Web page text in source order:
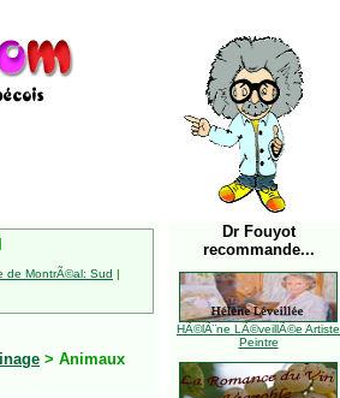
de MontrÃ©al: Sud |
> Animaux
Dr Fouyot
recommande...
HÃ©lÃ¨ne LÃ©veillÃ©e Artiste
Peintre